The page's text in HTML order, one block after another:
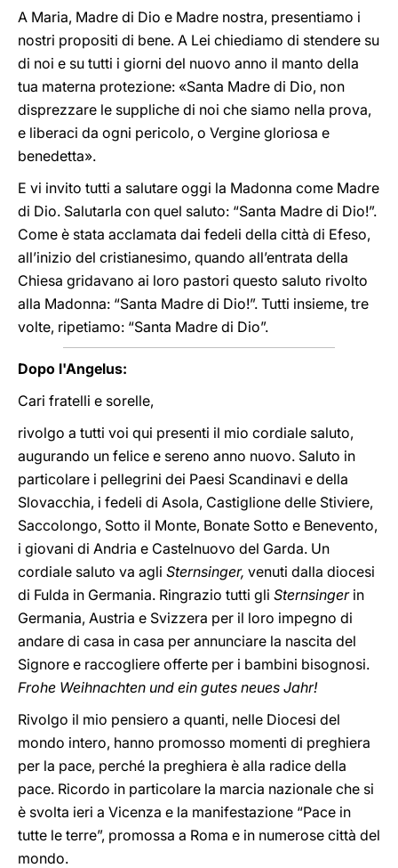
A Maria, Madre di Dio e Madre nostra, presentiamo i
nostri propositi di bene. A Lei chiediamo di stendere su
di noi e su tutti i giorni del nuovo anno il manto della
tua materna protezione: «Santa Madre di Dio, non
disprezzare le suppliche di noi che siamo nella prova,
e liberaci da ogni pericolo, o Vergine gloriosa e
benedetta».
E vi invito tutti a salutare oggi la Madonna come Madre
di Dio. Salutarla con quel saluto: “Santa Madre di Dio!”.
Come è stata acclamata dai fedeli della città di Efeso,
all’inizio del cristianesimo, quando all’entrata della
Chiesa gridavano ai loro pastori questo saluto rivolto
alla Madonna: “Santa Madre di Dio!”. Tutti insieme, tre
volte, ripetiamo: “Santa Madre di Dio”.
Dopo l'Angelus:
Cari fratelli e sorelle,
rivolgo a tutti voi qui presenti il mio cordiale saluto,
augurando un felice e sereno anno nuovo. Saluto in
particolare i pellegrini dei Paesi Scandinavi e della
Slovacchia, i fedeli di Asola, Castiglione delle Stiviere,
Saccolongo, Sotto il Monte, Bonate Sotto e Benevento,
i giovani di Andria e Castelnuovo del Garda. Un
cordiale saluto va agli Sternsinger, venuti dalla diocesi
di Fulda in Germania. Ringrazio tutti gli Sternsingerin
Germania, Austria e Svizzera per il loro impegno di
andare di casa in casa per annunciare la nascita del
Signore e raccogliere offerte per i bambini bisognosi.
Frohe Weihnachten und ein gutes neues Jahr!
Rivolgo il mio pensiero a quanti, nelle Diocesi del
mondo intero, hanno promosso momenti di preghiera
per la pace, perché la preghiera è alla radice della
pace. Ricordo in particolare la marcia nazionale che si
è svolta ieri a Vicenza e la manifestazione “Pace in
tutte le terre”, promossa a Roma e in numerose città del
mondo.